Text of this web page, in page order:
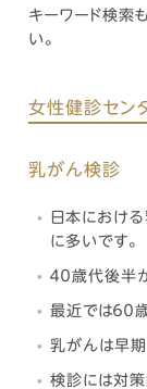
キーワード検索
い。
女性健診セン
乳がん検診
日本におけ
に多いです。
４０歳代後半
最近では６０
乳がんは早期
検診には対策